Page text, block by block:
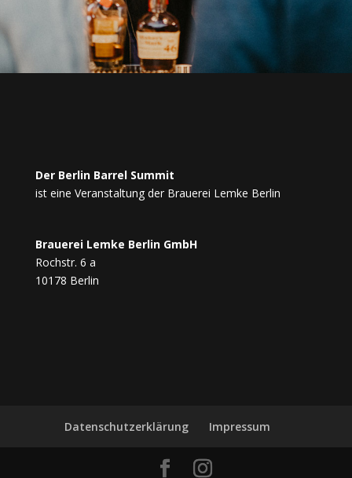
Der Berlin Barrel Summit
ist eine Veranstaltung der Brauerei Lemke Berlin
Brauerei Lemke Berlin GmbH
Rochstr. 6 a
10178 Berlin
Datenschutzerklärung Impressum